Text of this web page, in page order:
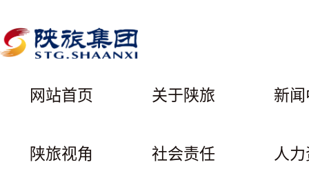
网站首页 关于陕旅 新
陕旅视角 社会责任 人